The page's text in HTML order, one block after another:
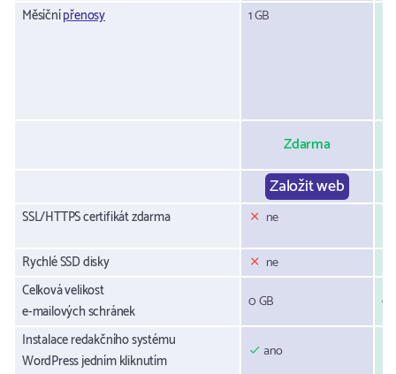
Měsíčnípřenosy 1 GB
Zdarma
Založit web
SSL/HTTPS certifikát zdarma ne
Rychlé SSD disky
ne
Celková velikost
e-mailových schránek
0 GB
Instalace redakčního systému
WordPress jedním kliknutím
ano